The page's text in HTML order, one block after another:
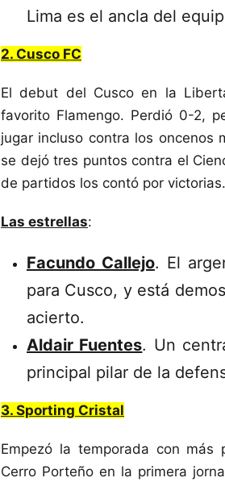
Lima es el ancla del
2. Cusco FC
El debut del Cusco en la
favorito Flamengo. Perdió 0-2,
jugar incluso contra los oncenos
se dejó tres puntos contra el
de partidos los contó por victorias.
Las estrellas:
Facundo Callejo. El
para Cusco, y está
acierto.
Aldair Fuentes. Un
principal pilar de la
3. Sporting Cristal
Empezó la temporada con más
Cerro Porteño en la primera